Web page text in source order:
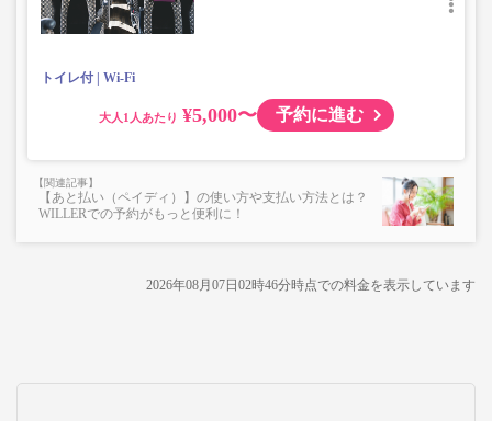
トイレ付 Wi-Fi
大人 ¥5,000〜 予約に進む
【あと払い（ペイディ）】の使い方や支払い方法とは？
WILLERでの予約がもっと便利に！
2026年08月07日02時46分時点での料金を表示しています